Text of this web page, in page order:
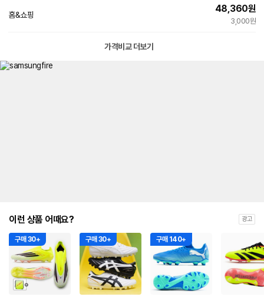
홈&쇼핑
48,360원
3,000원
가격비교 더보기
이런 상품 어때요? 광고
구매 30+ 구매 30+ 구매 140+